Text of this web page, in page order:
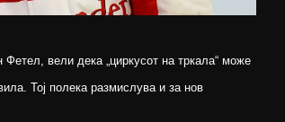
вели дека „циркусот на тркала“ може
Тој полека размислува и за нов